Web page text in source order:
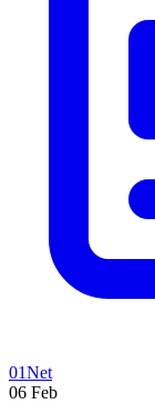
01Net
06 Feb